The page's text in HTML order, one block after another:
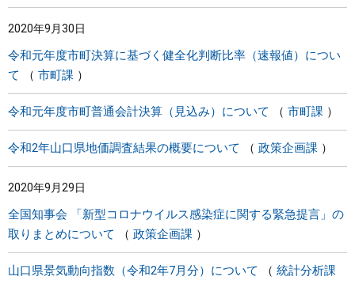
2020年9月30日
令和元年度市町決算に基づく健全化判断比率（速報値）につい
て
市町課
令和元年度市町普通会計決算（見込み）について 市町課
令和2年山口県地価調査結果の概要について 政策企画課
2020年9月29日
全国知事会 「新型コロナウイルス感染症に関する緊急提言」の
取りまとめについて
政策企画課
山口県景気動向指数（令和2年7月分）について 統計分析課